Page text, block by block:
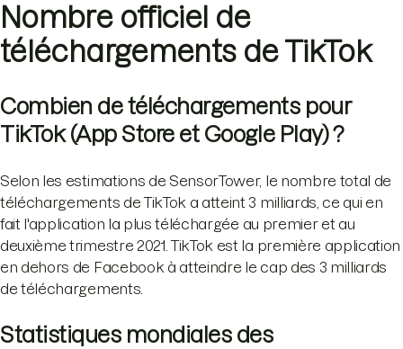
Nombre officiel de
téléchargements de TikTok
Combien de téléchargements pour
TikTok (App Store et Google Play) ?
Selon les estimations de SensorTower, le nombre total de
téléchargements de TikTok a atteint 3 milliards, ce qui en
fait l'application la plus téléchargée au premier et au
deuxième trimestre 2021. TikTok est la première application
en dehors de Facebook à atteindre le cap des 3 milliards
de téléchargements.
Statistiques mondiales des